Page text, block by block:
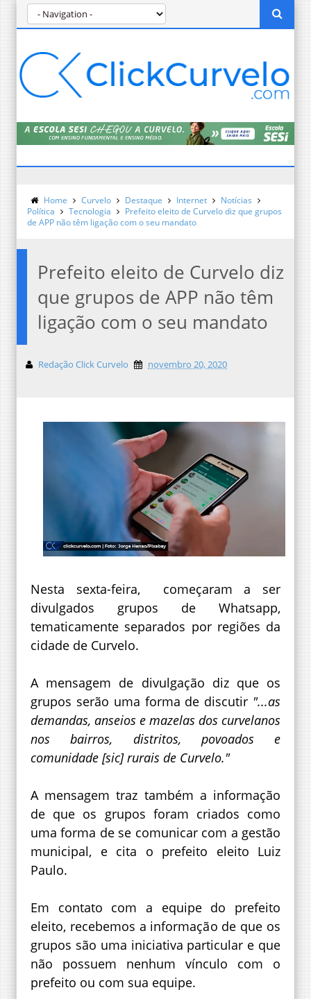
Home Curvelo Destaque Internet
Notícias
Política
Tecnologia
Prefeito eleito de Curvelo diz que grupos
de APP não têm ligação com o seu mandato
Prefeito eleito de Curvelo diz
que grupos de APP não têm
ligação com o seu mandato
Redação Click Curvelo novembro 20, 2020
Nesta sexta-feira, começaram a ser
divulgados grupos de Whatsapp,
tematicamente separados por regiões da
cidade de Curvelo.
A mensagem de divulgação diz que os
grupos serão uma forma de discutir "...as
demandas, anseios e mazelas dos curvelanos
nos bairros, distritos, povoados e
comunidade [sic] rurais de Curvelo."
A mensagem traz também a informação
de que os grupos foram criados como
uma forma de se comunicar com a gestão
municipal, e cita o prefeito eleito Luiz
Paulo.
Em contato com a equipe do prefeito
eleito, recebemos a informação de que os
grupos são uma iniciativa particular e que
não possuem nenhum vínculo com o
prefeito ou com sua equipe.